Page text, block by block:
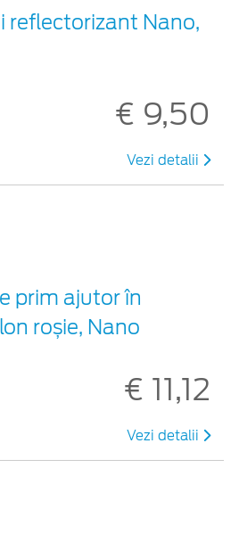
reflectorizant Nano,
€ 9,50
Vezi detalii
prim ajutor în
roșie, Nano
€ 11,12
Vezi detalii